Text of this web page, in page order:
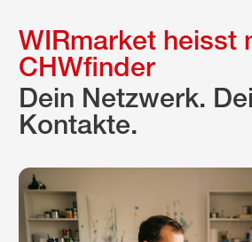
WIRmarket heisst
CHWfinder
Dein Netzwerk.
Kontakte.